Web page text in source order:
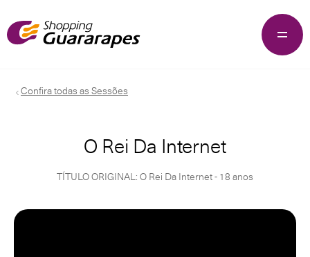
Confira todas as Sessões
O Rei Da Internet
TÍTULO ORIGINAL: O Rei Da Internet - 18 anos